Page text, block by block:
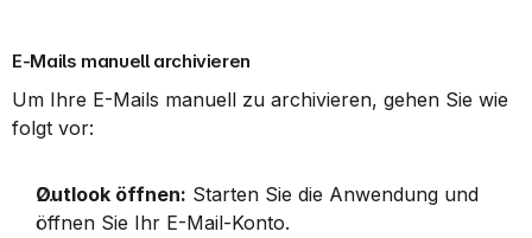
E-Mails manuell archivieren
Um Ihre E-Mails manuell zu archivieren, gehen Sie wie
folgt vor:
Outlook öffnen: Starten Sie die Anwendung und
öffnen Sie Ihr E-Mail-Konto.